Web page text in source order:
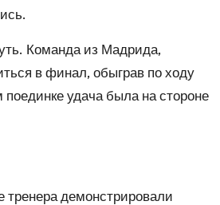
Команда из Мадрида,
в финал, обыграв по ходу
удача была на стороне
демонстрировали